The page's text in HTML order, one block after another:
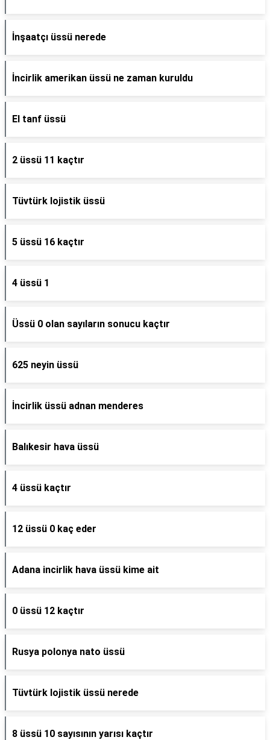
İnşaatçı üssü nerede
İncirlik amerikan üssü ne zaman kuruldu
El tanf üssü
2 üssü 11 kaçtır
Tüvtürk lojistik üssü
5 üssü 16 kaçtır
4 üssü 1
Üssü 0 olan sayıların sonucu kaçtır
625 neyin üssü
İncirlik üssü adnan menderes
Balıkesir hava üssü
4 üssü kaçtır
12 üssü 0 kaç eder
Adana incirlik hava üssü kime ait
0 üssü 12 kaçtır
Rusya polonya nato üssü
Tüvtürk lojistik üssü nerede
8 üssü 10 sayısının yarısı kaçtır